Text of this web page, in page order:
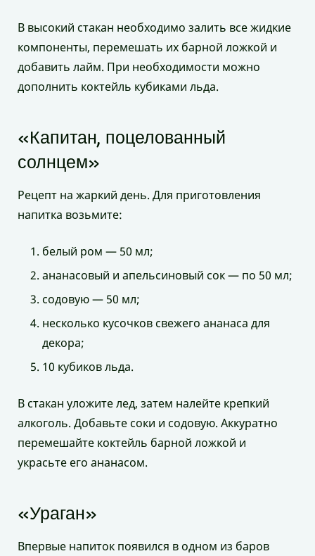
В высокий стакан необходимо залить все жидкие
компоненты, перемешать их барной ложкой и
добавить лайм. При необходимости можно
дополнить коктейль кубиками льда.
«Капитан, поцелованный
солнцем»
Рецепт на жаркий день. Для приготовления
напитка возьмите:
белый ром — 50 мл;
ананасовый и апельсиновый сок — по 50 мл;
содовую — 50 мл;
несколько кусочков свежего ананаса для
декора;
10 кубиков льда.
В стакан уложите лед, затем налейте крепкий
алкоголь. Добавьте соки и содовую. Аккуратно
перемешайте коктейль барной ложкой и
украсьте его ананасом.
«Ураган»
Впервые напиток появился в одном из баров